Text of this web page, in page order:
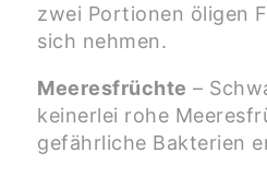
zwei Portionen öligen
sich nehmen.
Meeresfrüchte –
keinerlei rohe
gefährliche Bakterien